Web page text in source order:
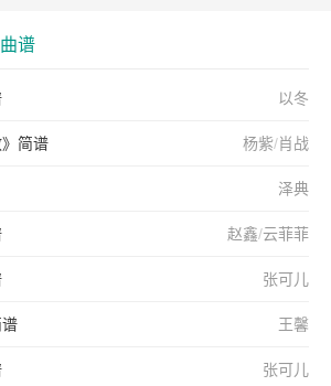
谱
以冬
杨紫/肖战
》简谱
泽典
赵鑫/云菲菲
张可儿
王馨
谱
张可儿